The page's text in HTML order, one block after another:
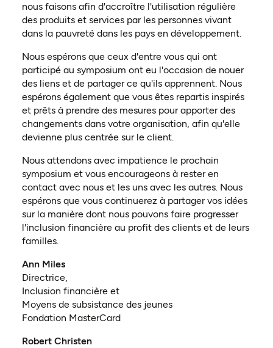
nous faisons afin d'accroître l'utilisation régulière
des produits et services par les personnes vivant
dans la pauvreté dans les pays en développement.
Nous espérons que ceux d'entre vous qui ont
participé au symposium ont eu l'occasion de nouer
des liens et de partager ce qu'ils apprennent. Nous
espérons également que vous êtes repartis inspirés
et prêts à prendre des mesures pour apporter des
changements dans votre organisation, afin qu'elle
devienne plus centrée sur le client.
Nous attendons avec impatience le prochain
symposium et vous encourageons à rester en
contact avec nous et les uns avec les autres. Nous
espérons que vous continuerez à partager vos idées
sur la manière dont nous pouvons faire progresser
l'inclusion financière au profit des clients et de leurs
familles.
Ann Miles
Directrice,
Inclusion financière et
Moyens de subsistance des jeunes
Fondation MasterCard
Robert Christen